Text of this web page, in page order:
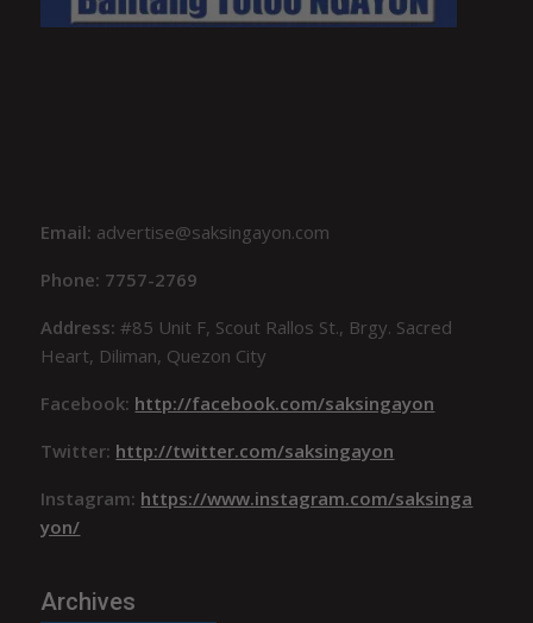
Email: advertise@saksingayon.com
Phone: 7757-2769
Address:#85 Unit F, Scout Rallos St., Brgy. Sacred
Heart, Diliman, Quezon City
Facebook: http://facebook.com/saksingayon
Twitter: http://twitter.com/saksingayon
Instagram: https://www.instagram.com/saksinga
yon/
Archives